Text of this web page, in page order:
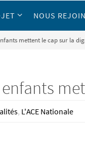
NOUS
mettent le cap sur la
, L'ACE Nationale